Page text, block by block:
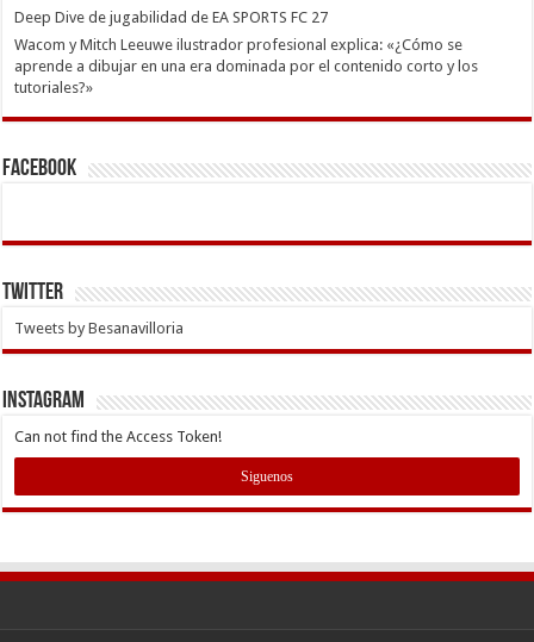
Deep Dive de jugabilidad de EA SPORTS FC 27
Wacom y Mitch Leeuwe ilustrador profesional explica: «¿Cómo se
aprende a dibujar en una era dominada por el contenido corto y los
tutoriales?»
Facebook
Twitter
Tweets by Besanavilloria
INSTAGRAM
Can not find the Access Token!
Siguenos